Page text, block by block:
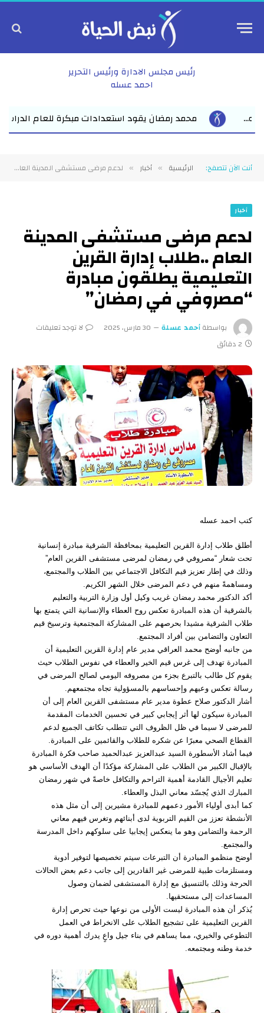
رئيس مجلس الادارة ورئيس التحرير
احمد عسله
للعام الدراسي الجديد بفاقوس لقاء موسع يجمع نواب
أنت الآن تتصفح: الرئيسية » أخبار » لدعم مرضى مستشفى المدينة العام ..طلاب إدارة القرين التعليمية يطلقون مبادرة “مصروفي في رمضان”
أخبار
لدعم مرضى مستشفى المدينة
العام ..طلاب إدارة القرين
التعليمية يطلقون مبادرة
“مصروفي في رمضان”
بواسطةأحمد عسلة 30 مارس، 2025
لا توجد تعليقات
2 دقائق
كتب احمد عسله
أطلق طلاب إدارة القرين التعليمية بمحافظة الشرقية مبادرة إنسانية
تحت شعار “مصروفي في رمضان لمرضى مستشفى القرين العام”
وذلك في إطار تعزيز قيم التكافل الاجتماعي بين الطلاب والمجتمع،
ومساهمةً منهم في دعم المرضى خلال الشهر الكريم.
أكد الدكتور محمد رمضان غريب وكيل أول وزارة التربية والتعليم
بالشرقية أن هذه المبادرة تعكس روح العطاء والإنسانية التي يتمتع بها
طلاب الشرقية مشيدا بحرصهم على المشاركة المجتمعية وترسيخ قيم
التعاون والتضامن بين أفراد المجتمع.
من جانبه أوضح محمد العراقي مدير عام إدارة القرين التعليمية أن
المبادرة تهدف إلى غرس قيم الخير والعطاء في نفوس الطلاب حيث
يقوم كل طالب بالتبرع بجزء من مصروفه اليومي لصالح المرضى في
رسالة تعكس وعيهم وإحساسهم بالمسؤولية تجاه مجتمعهم.
أشار الدكتور صلاح عطوة مدير عام مستشفى القرين العام إلى أن
المبادرة سيكون لها أثر إيجابي كبير في تحسين الخدمات المقدمة
للمرضى لا سيما في ظل الظروف التي تتطلب تكاتف الجميع لدعم
القطاع الصحي معبرًا عن شكره للطلاب والقائمين على المبادرة.
فيما أشاد الأسطورة السيد عبدالعزيز عبدالحميد صاحب فكرة المبادرة
بالإقبال الكبير من الطلاب على المشاركة مؤكدًا أن الهدف الأساسي هو
تعليم الأجيال القادمة أهمية التراحم والتكافل خاصةً في شهر رمضان
المبارك الذي يُجسّد معاني البذل والعطاء.
كما أبدى أولياء الأمور دعمهم للمبادرة مشيرين إلى أن مثل هذه
الأنشطة تعزز من القيم التربوية لدى أبنائهم وتغرس فيهم معاني
الرحمة والتضامن وهو ما ينعكس إيجابيا على سلوكهم داخل المدرسة
والمجتمع.
أوضح منظمو المبادرة أن التبرعات سيتم تخصيصها لتوفير أدوية
ومستلزمات طبية للمرضى غير القادرين إلى جانب دعم بعض الحالات
الحرجة وذلك بالتنسيق مع إدارة المستشفى لضمان وصول
المساعدات إلى مستحقيها.
يُذكر أن هذه المبادرة ليست الأولى من نوعها حيث تحرص إدارة
القرين التعليمية على تشجيع الطلاب على الانخراط في العمل
التطوعي والخيري، مما يساهم في بناء جيل واعٍ يدرك أهمية دوره في
خدمة وطنه ومجتمعه.